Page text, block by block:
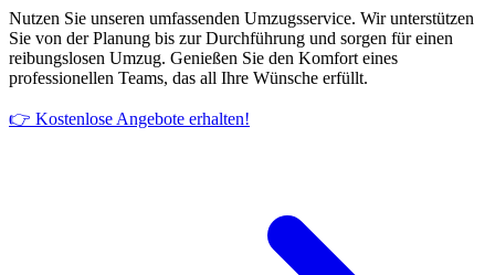
Nutzen Sie unseren umfassenden Umzugsservice. Wir unterstützen
Sie von der Planung bis zur Durchführung und sorgen für einen
reibungslosen Umzug. Genießen Sie den Komfort eines
professionellen Teams, das all Ihre Wünsche erfüllt.
👉 Kostenlose Angebote erhalten!